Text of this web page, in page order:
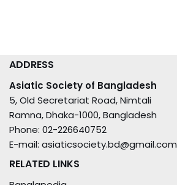
ADDRESS
Asiatic Society of Bangladesh
5, Old Secretariat Road, Nimtali
Ramna, Dhaka-1000, Bangladesh
Phone: 02-226640752
E-mail: asiaticsociety.bd@gmail.com
RELATED LINKS